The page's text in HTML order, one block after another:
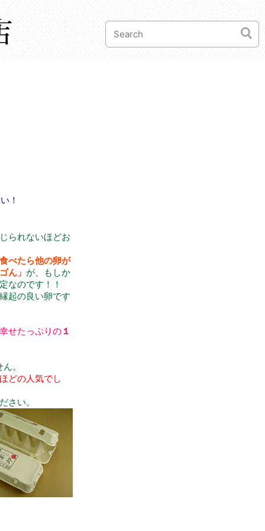
！
られないほどお
べたら他の卵が
ん」 が、もしか
なのです！！
起の良い卵です
せたっぷりの１
。
どの人気でし
さい。